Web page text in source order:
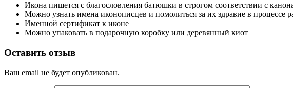
Икона пишется с благословления батюшки в строгом соответствии с
Можно узнать имена иконописцев и помолиться за их здравие в процессе
Именной сертификат к иконе
Можно упаковать в подарочную коробку или деревянный киот
Оставить отзыв
Ваш email не будет опубликован.